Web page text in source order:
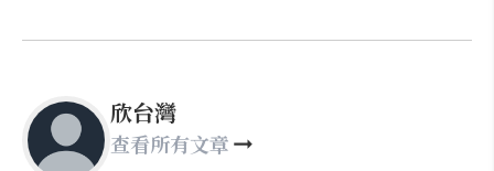
欣台灣
查看所有文章